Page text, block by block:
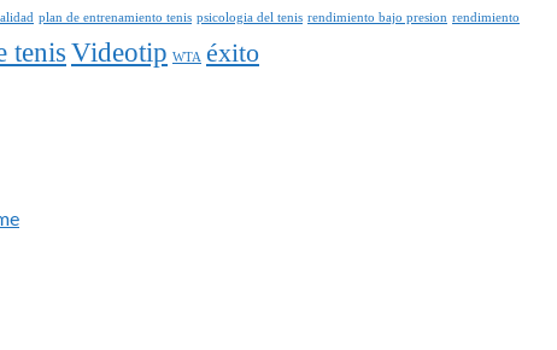
plan de entrenamiento tenis psicologia del tenis rendimiento bajo presion rendimiento
tenis Videotip WTA éxito